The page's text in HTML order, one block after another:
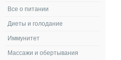
Все о питании
Диеты и голодание
Иммунитет
Массажи и обертывания